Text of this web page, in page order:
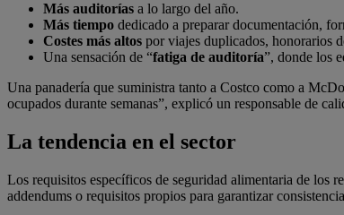
Más auditorías a lo largo del año.
Más tiempo dedicado a preparar documentación,
Costes más altos por viajes duplicados, honorarios
Una sensación de “fatiga de auditoría”, donde los
Una panadería que suministra tanto a Costco como a
ocupados durante semanas”, explicó un responsable de
La tendencia en el sector
Los requisitos específicos de seguridad alimentaria de los
addendums o requisitos propios para garantizar